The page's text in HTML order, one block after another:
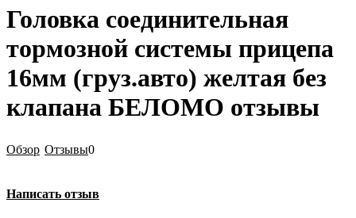
Головка соединительная
тормозной системы прицепа
16мм (груз.авто) желтая без
клапана БЕЛОМО отзывы
Обзор Отзывы0
Написать отзыв